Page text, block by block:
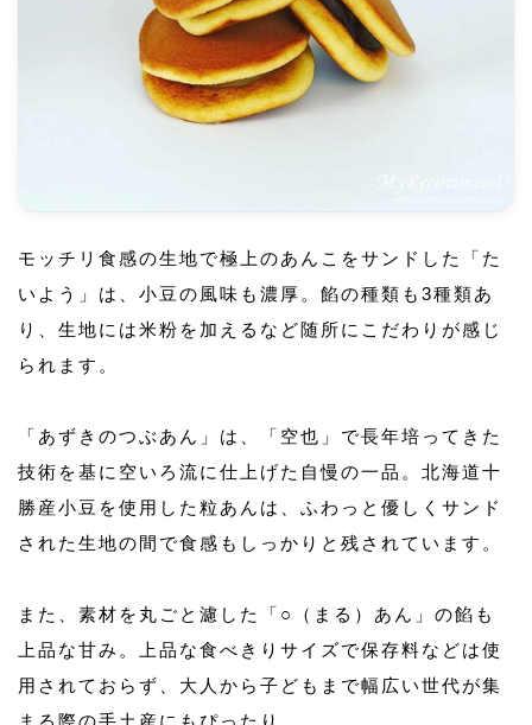
モッチリ食感の生地で極上のあんこをサンドした「た
いよう」は、小豆の風味も濃厚。餡の種類も3種類あ
り、生地には米粉を加えるなど随所にこだわりが感じ
られます。
「あずきのつぶあん」は、「空也」で長年培ってきた
技術を基に空いろ流に仕上げた自慢の一品。北海道十
勝産小豆を使用した粒あんは、ふわっと優しくサンド
された生地の間で食感もしっかりと残されています。
また、素材を丸ごと濾した「○（まる）あん」の餡も
上品な甘み。上品な食べきりサイズで保存料などは使
用されておらず、大人から子どもまで幅広い世代が集
まる際の手土産にもぴったり。